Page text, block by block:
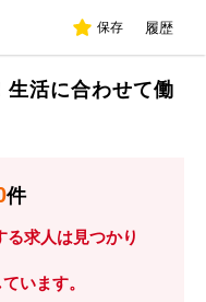
保存 履歴
生活に合わせて働
件
る求人は見つかり
います。